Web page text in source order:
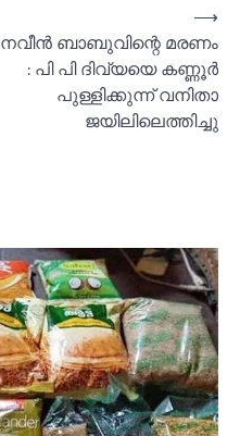
നവീൻ ബാബുവിന്റെ മരണം
: പി പി ദിവ്യയെ കണ്ണൂര്‍
പുള്ളിക്കുന്ന് വനിതാ
ജയിലിലെത്തിച്ചു
⟶